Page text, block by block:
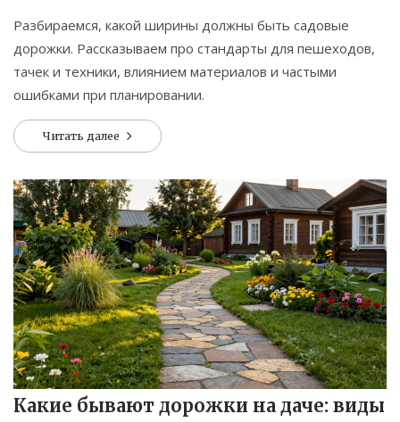
Разбираемся, какой ширины должны быть садовые
дорожки. Рассказываем про стандарты для пешеходов,
тачек и техники, влиянием материалов и частыми
ошибками при планировании.
Читать далее
Какие бывают дорожки на даче: виды